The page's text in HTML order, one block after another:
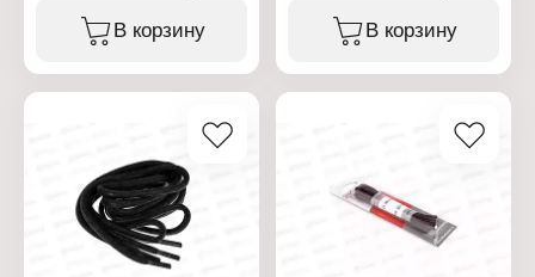
производителя
ShoExpert. Шнурки
Шнурки хлопковые 120
см - длина, которая
идеально подходит для
8-9 отверстий в обуви.
Характеристики:
В корзину
ShoExpert. Шнурки
вощеные пропитаны
Шнурки хлопковые 60 см
идеально подходит для
3-4 отверстий в обуви.
Характеристики:
В корзину